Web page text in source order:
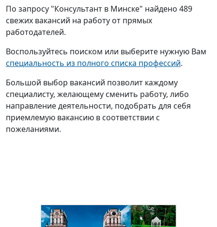
По запросу "Консультант в Минске" найдено 489
свежих вакансий на работу от прямых
работодателей.
Воспользуйтесь поиском или выберите нужную Вам
специальность из полного списка профессий.
Большой выбор вакансий позволит каждому
специалисту, желающему сменить работу, либо
направление деятельности, подобрать для себя
приемлемую вакансию в соответствии с
пожеланиями.